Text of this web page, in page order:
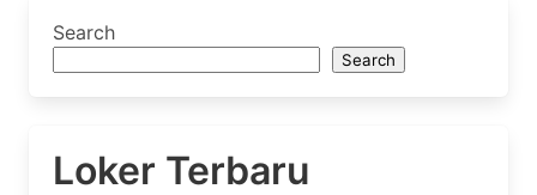
Search
Search
Loker Terbaru